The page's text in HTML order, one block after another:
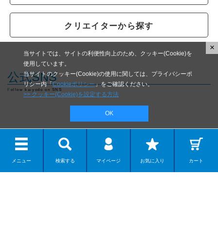
クリエイターから探す
公式SNS
Follow kaiyodo on SNS
メニュー 検索する マイページ お気に入り カート
当サイトでは、サイトの利便性向上のため、クッキー(Cookie)を
使用しています。
当サイトのクッキー(Cookie)の使用に関しては、プライバシーポ
リシー内「Cookieポリシー」をご確認ください。
>> クッキー(Cookie)を設定する方法
OK
×